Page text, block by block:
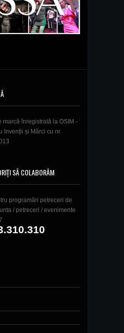
marcă înregistrată la OSIM -
Invenții și Mărci cu nr.
SĂ COLABORĂM
programări petreceri de
/ petreceri / evenimente